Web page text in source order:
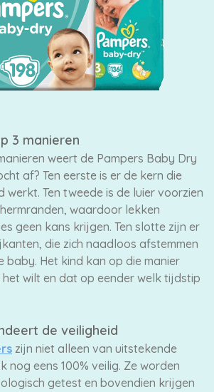
3 manieren
weert de Pampers Baby Dry
af? Ten eerste is er de kern die
werkt. Ten tweede is de luier voorzien
waardoor lekken
geen kans krijgen. Ten slotte zijn er
die zich naadloos afstemmen
baby. Het kind kan op die manier
wilt en dat op eender welk tijdstip
de veiligheid
zijn niet alleen van uitstekende
nog eens 100% veilig. Ze worden
getest en bovendien krijgen